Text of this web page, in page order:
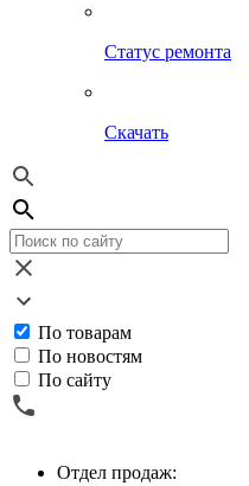
Статус ремонта
Скачать
По товарам
По новостям
По сайту
Отдел продаж: